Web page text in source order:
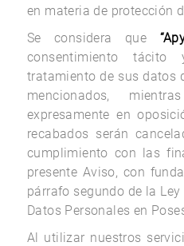
en materia de protección
Se considera que
consentimiento
tratamiento de sus datos
mencionados,
expresamente en
recabados serán
cumplimiento con las
presente Aviso, con
párrafo segundo de la
Datos Personales en
Al utilizar nuestros